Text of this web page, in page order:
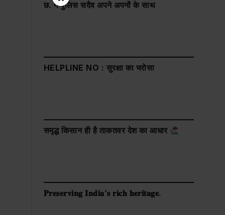
छ. ग पुलिस सदैव अपने अपनों के साथ
HELPLINE NO : सुरक्षा का भरोसा
समृद्ध किसान ही है ताकतवर देश का आधार
𝐏𝐫𝐞𝐬𝐞𝐫𝐯𝐢𝐧𝐠 𝐈𝐧𝐝𝐢𝐚’𝐬 𝐫𝐢𝐜𝐡 𝐡𝐞𝐫𝐢𝐭𝐚𝐠𝐞.